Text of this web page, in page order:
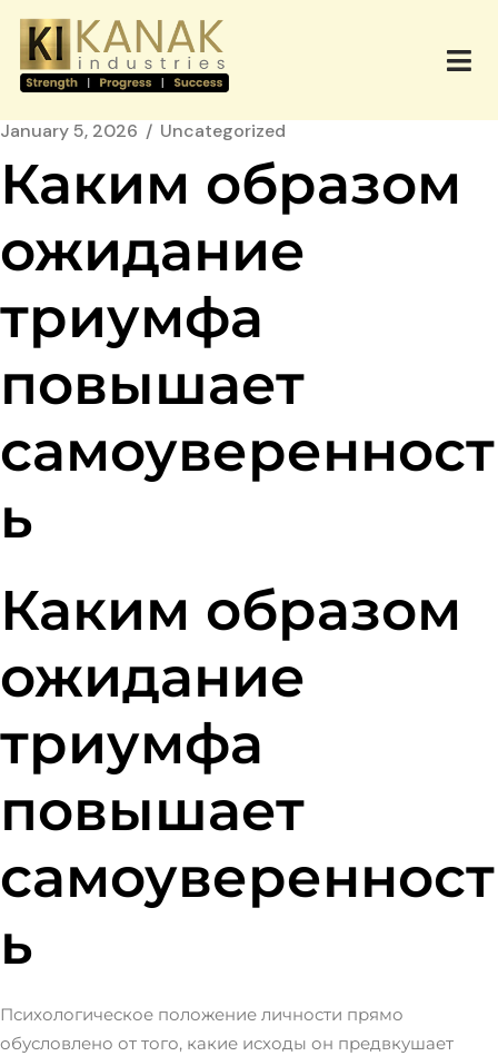
January 5, 2026 Uncategorized
Каким образом
ожидание
триумфа
повышает
самоуверенност
ь
Каким образом
ожидание
триумфа
повышает
самоуверенност
ь
Психологическое положение личности прямо
обусловлено от того, какие исходы он предвкушает